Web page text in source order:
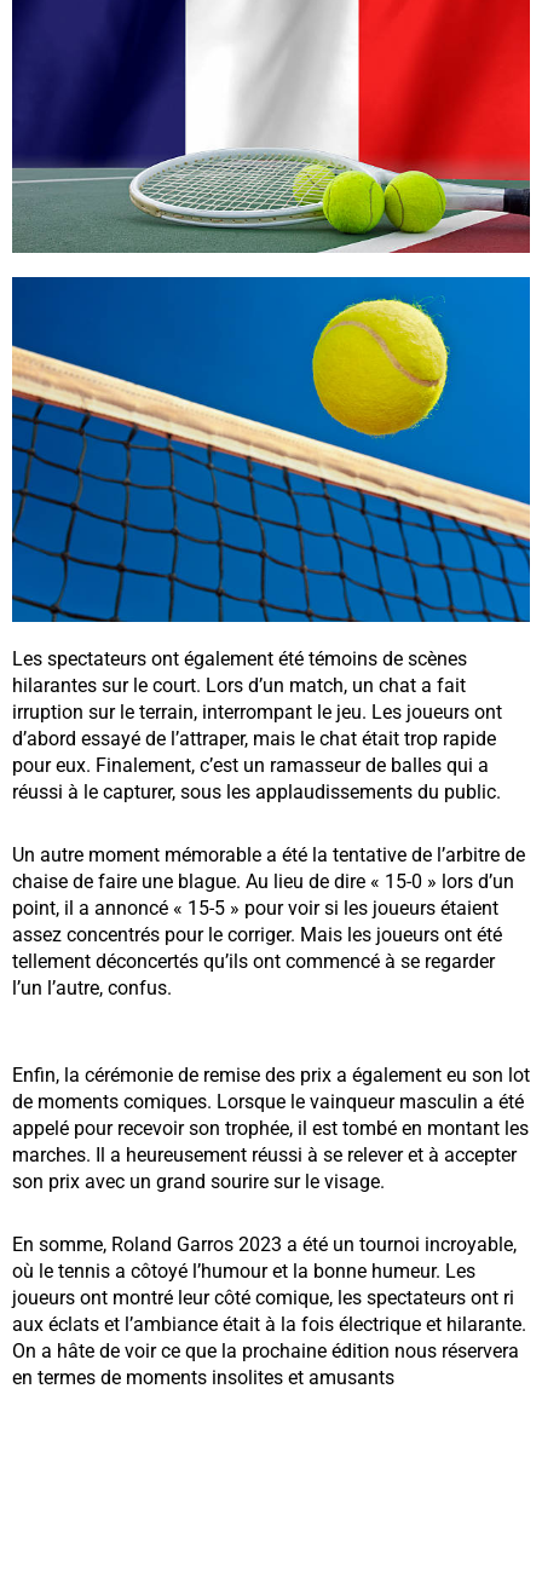
Les spectateurs ont également été témoins de scènes
hilarantes sur le court. Lors d’un match, un chat a fait
irruption sur le terrain, interrompant le jeu. Les joueurs ont
d’abord essayé de l’attraper, mais le chat était trop rapide
pour eux. Finalement, c’est un ramasseur de balles qui a
réussi à le capturer, sous les applaudissements du public.
Un autre moment mémorable a été la tentative de l’arbitre de
chaise de faire une blague. Au lieu de dire « 15-0 » lors d’un
point, il a annoncé « 15-5 » pour voir si les joueurs étaient
assez concentrés pour le corriger. Mais les joueurs ont été
tellement déconcertés qu’ils ont commencé à se regarder
l’un l’autre, confus.
Enfin, la cérémonie de remise des prix a également eu son lot
de moments comiques. Lorsque le vainqueur masculin a été
appelé pour recevoir son trophée, il est tombé en montant les
marches. Il a heureusement réussi à se relever et à accepter
son prix avec un grand sourire sur le visage.
En somme, Roland Garros 2023 a été un tournoi incroyable,
où le tennis a côtoyé l’humour et la bonne humeur. Les
joueurs ont montré leur côté comique, les spectateurs ont ri
aux éclats et l’ambiance était à la fois électrique et hilarante.
On a hâte de voir ce que la prochaine édition nous réservera
en termes de moments insolites et amusants